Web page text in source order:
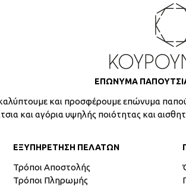
ΕΠΩΝΥΜΑ
και προσφέρουμε επώνυμα
και αγόρια υψηλής ποιότητας και
ΕΞΥΠΗΡΕΤΗΣΗ ΠΕΛΑΤΩΝ
Τρόποι Αποστολής
Τρόποι Πληρωμής